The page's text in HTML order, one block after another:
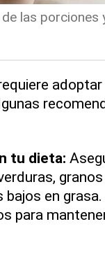
las porciones
adoptar
tu dieta:
en
para